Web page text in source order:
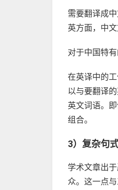
需要翻译成
英方面，中
对于中国特
在英译中的
以与要翻译
英文词语。
组合。
3）复杂句
学术文章出
众。这一点